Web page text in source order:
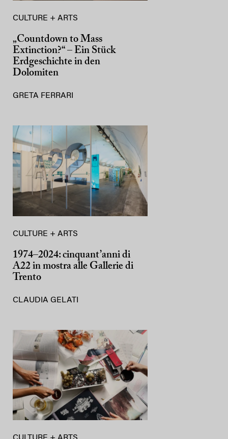
CULTURE + ARTS
„Countdown to Mass
Extinction?“ – Ein Stück
Erdgeschichte in den
Dolomiten
GRETA FERRARI
CULTURE + ARTS
1974–2024: cinquant’anni di
A22 in mostra alle Gallerie di
Trento
CLAUDIA GELATI